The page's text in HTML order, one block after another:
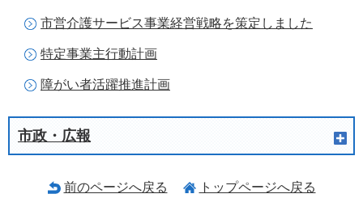
市営介護サービス事業経営戦略を策定しました
特定事業主行動計画
障がい者活躍推進計画
市政・広報
前のページへ戻る トップページへ戻る